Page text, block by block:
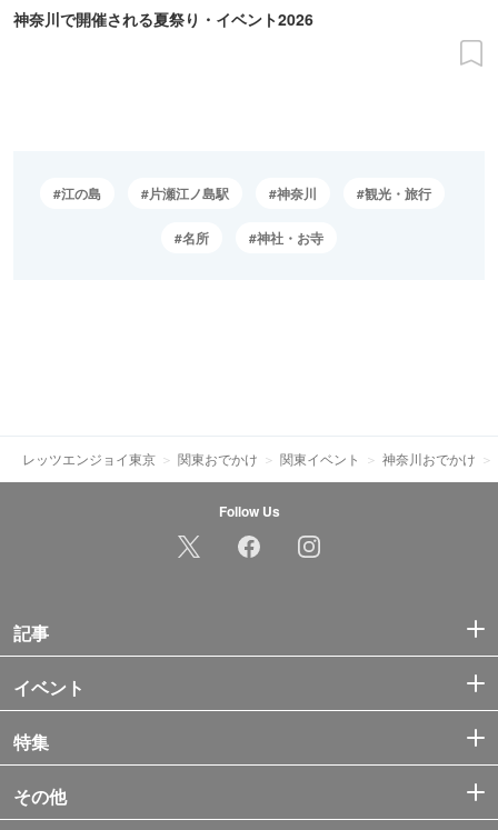
神奈川で開催される夏祭り・イベント2026
江の島 片瀬江ノ島駅 神奈川 観光・旅行
名所 神社・お寺
レッツエンジョイ東京 関東おでかけ 関東イベント 神奈川おでかけ
Follow Us
記事
イベント
特集
その他